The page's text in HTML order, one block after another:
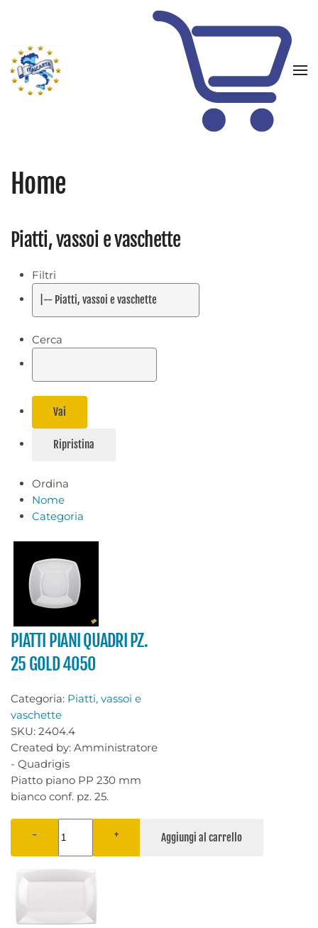
Home
Piatti, vassoi e vaschette
Filtri
Cerca
Ordina
Nome
Categoria
PIATTI PIANI QUADRI PZ.
25 GOLD 4050
Categoria: Piatti, vassoi e
vaschette
SKU: 2404.4
Created by: Amministratore
- Quadrigis
Piatto piano PP 230 mm
bianco conf. pz. 25.
− +